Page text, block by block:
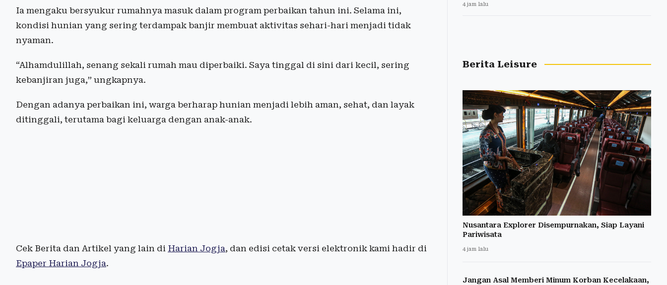
Ia mengaku bersyukur rumahnya masuk dalam program perbaikan tahun ini. Selama ini,
kondisi hunian yang sering terdampak banjir membuat aktivitas sehari-hari menjadi tidak
nyaman.
“Alhamdulillah, senang sekali rumah mau diperbaiki. Saya tinggal di sini dari kecil, sering
kebanjiran juga,” ungkapnya.
Dengan adanya perbaikan ini, warga berharap hunian menjadi lebih aman, sehat, dan layak
ditinggali, terutama bagi keluarga dengan anak-anak.
Cek Berita dan Artikel yang lain di Harian Jogja, dan edisi cetak versi elektronik kami hadir di
Epaper Harian Jogja.
4 jam lalu
Berita Leisure
Nusantara Explorer Disempurnakan, Siap Layani
Pariwisata
4 jam lalu
Jangan Asal Memberi Minum Korban Kecelakaan,